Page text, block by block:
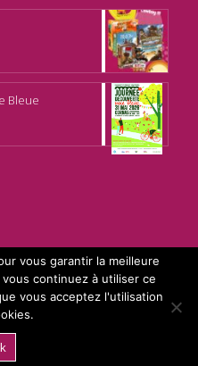
Bleue
vous garantir la meilleure
continuez à utiliser ce
vous acceptez l'utilisation